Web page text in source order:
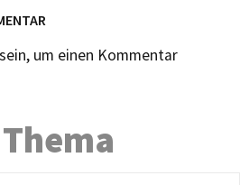
sein, um einen Kommentar